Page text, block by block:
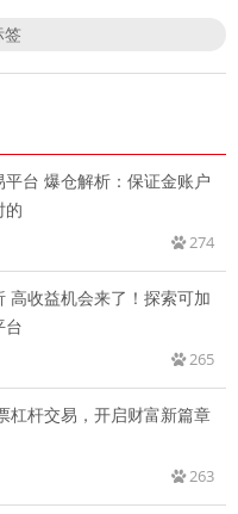
签
台 爆仓解析：保证金账户
的
274
高收益机会来了！探索可加
台
265
杠杆交易，开启财富新篇章
263